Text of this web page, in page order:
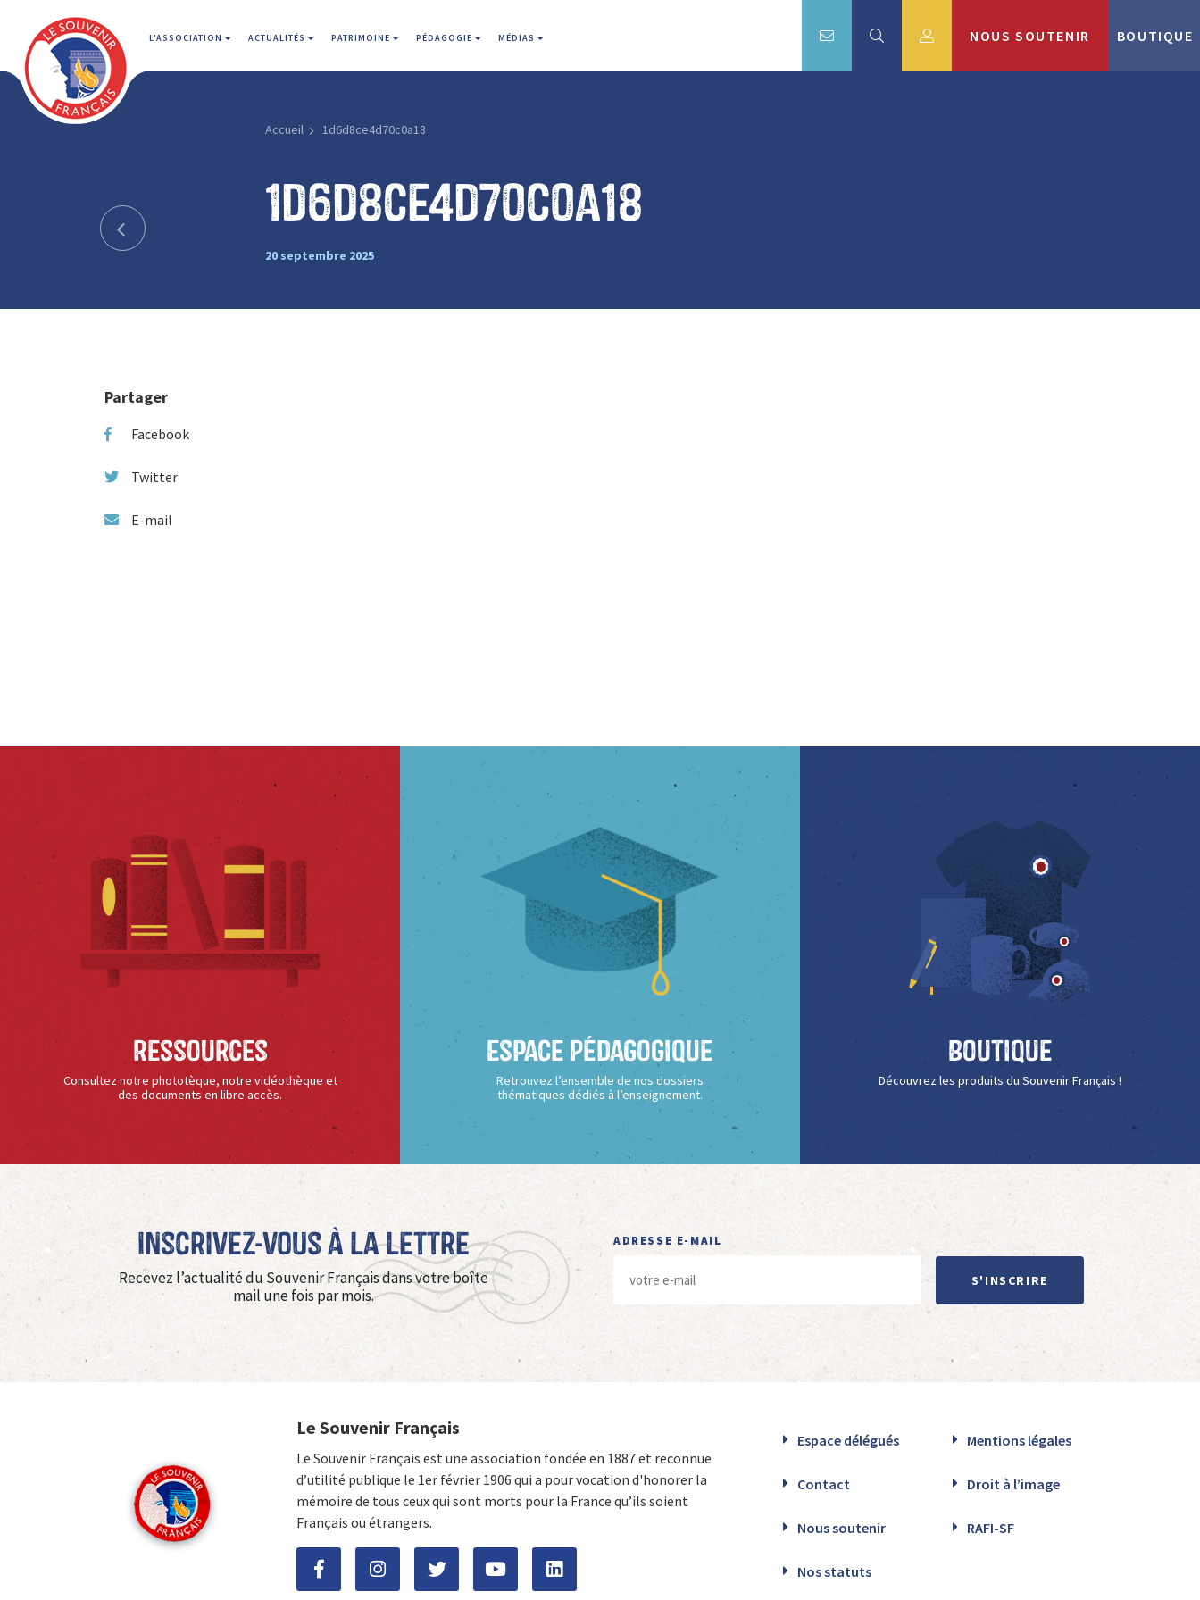
L'ASSOCIATION ACTUALITÉS PATRIMOINE PÉDAGOGIE MÉDIAS NOUS SOUTENIR BOUTIQUE
Accueil 1d6d8ce4d70c0a18
1d6d8ce4d70c0a18
20 septembre 2025
Partager
Facebook
Twitter
E-mail
Ressources
Consultez notre phototèque, notre vidéothèque et
des documents en libre accès.
Espace Pédagogique
Retrouvez l’ensemble de nos dossiers
thématiques dédiés à l’enseignement.
Boutique
Découvrez les produits du Souvenir Français !
Inscrivez-vous à La Lettre
Recevez l’actualité du Souvenir Français dans votre boîte
mail une fois par mois.
ADRESSE E-MAIL
S'INSCRIRE
Le Souvenir Français
Le Souvenir Français est une association fondée en 1887 et reconnue
d’utilité publique le 1er février 1906 qui a pour vocation d'honorer la
mémoire de tous ceux qui sont morts pour la France qu’ils soient
Français ou étrangers.
Espace délégués Mentions légales
Contact Droit à l’image
Nous soutenir RAFI-SF
Nos statuts